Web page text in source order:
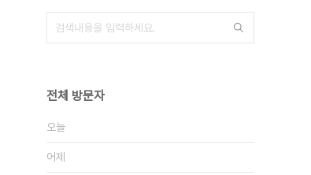
전체 방문자
오늘
어제